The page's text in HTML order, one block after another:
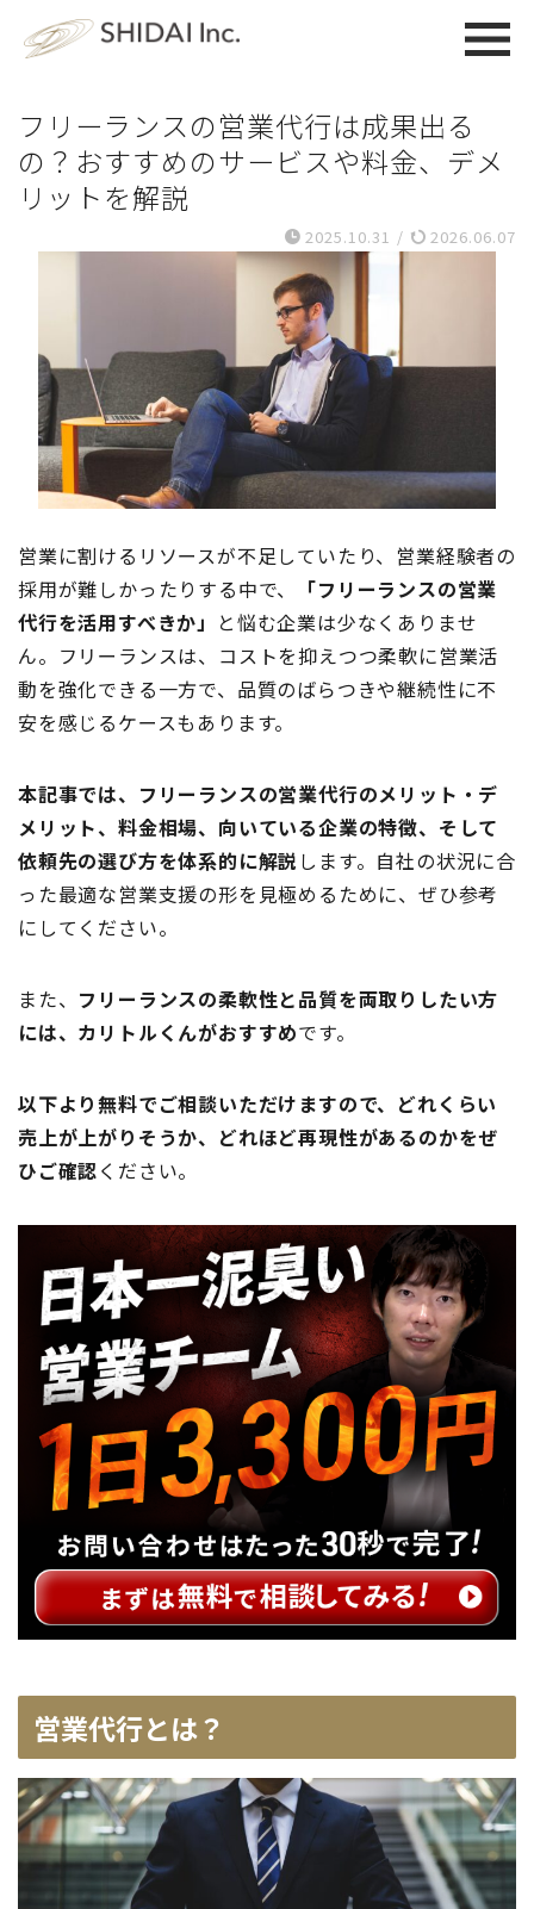
フリーランスの営業代行は成果出る
の？おすすめのサービスや料金、デメ
リットを解説
2025.10.31 / 2026.06.07
営業に割けるリソースが不足していたり、営業経験者の
採用が難しかったりする中で、
「フリーランスの営業
代行を活用すべきか」 と悩む企業は少なくありませ
ん。フリーランスは、コストを抑えつつ柔軟に営業活
動を強化できる一方で、品質のばらつきや継続性に不
安を感じるケースもあります。
本記事では、フリーランスの営業代行のメリット・デ
メリット、料金相場、向いている企業の特徴、そして
依頼先の選び方を体系的に解説 します。自社の状況に合
った最適な営業支援の形を見極めるために、ぜひ参考
にしてください。
また、 フリーランスの柔軟性と品質を両取りしたい方
には、カリトルくんがおすすめです。
以下より無料でご相談いただけますので、どれくらい
売上が上がりそうか、どれほど再現性があるのかをぜ
ひご確認ください。
営業代行とは？